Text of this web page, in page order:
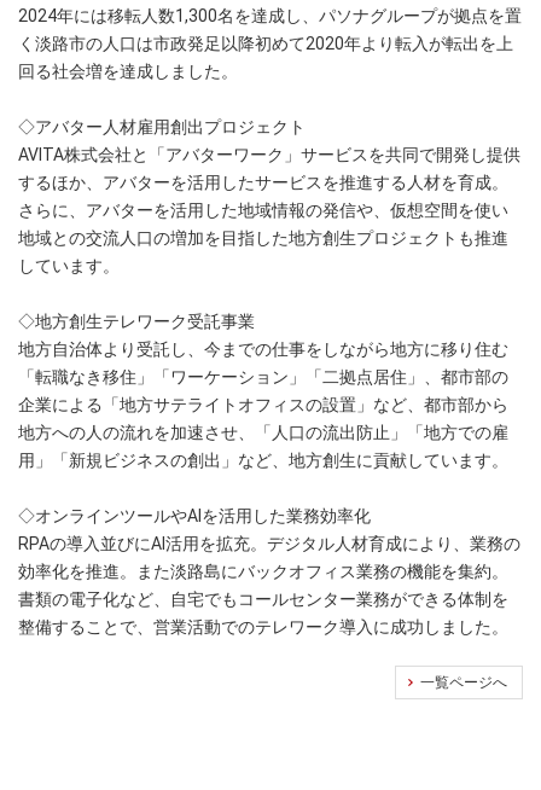
2024年には移転人数1,300名を達成し、パソナグループが拠点を置
く淡路市の人口は市政発足以降初めて2020年より転入が転出を上
回る社会増を達成しました。
◇アバター人材雇用創出プロジェクト
AVITA株式会社と「アバターワーク」サービスを共同で開発し提供
するほか、アバターを活用したサービスを推進する人材を育成。
さらに、アバターを活用した地域情報の発信や、仮想空間を使い
地域との交流人口の増加を目指した地方創生プロジェクトも推進
しています。
◇地方創生テレワーク受託事業
地方自治体より受託し、今までの仕事をしながら地方に移り住む
「転職なき移住」「ワーケーション」「二拠点居住」、都市部の
企業による「地方サテライトオフィスの設置」など、都市部から
地方への人の流れを加速させ、「人口の流出防止」「地方での雇
用」「新規ビジネスの創出」など、地方創生に貢献しています。
◇オンラインツールやAIを活用した業務効率化
RPAの導入並びにAI活用を拡充。デジタル人材育成により、業務の
効率化を推進。また淡路島にバックオフィス業務の機能を集約。
書類の電子化など、自宅でもコールセンター業務ができる体制を
整備することで、営業活動でのテレワーク導入に成功しました。
一覧ページへ